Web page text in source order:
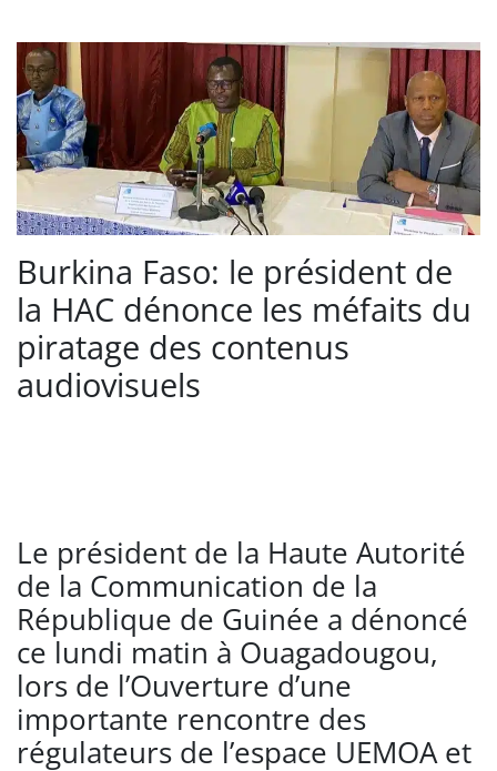
Burkina Faso: le président de
la HAC dénonce les méfaits du
piratage des contenus
audiovisuels
Le président de la Haute Autorité
de la Communication de la
République de Guinée a dénoncé
ce lundi matin à Ouagadougou,
lors de l’Ouverture d’une
importante rencontre des
régulateurs de l’espace UEMOA et